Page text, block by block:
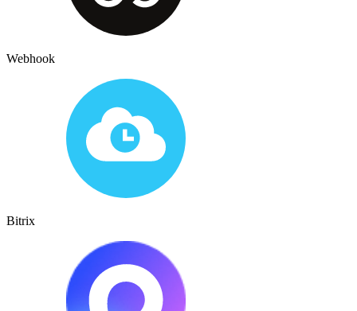
Webhook
Bitrix